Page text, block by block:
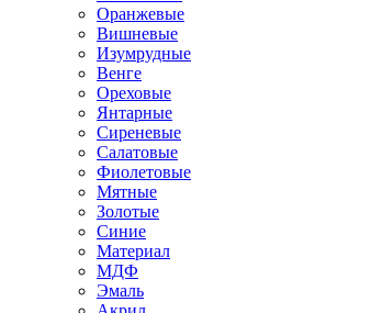
Оранжевые
Вишневые
Изумрудные
Венге
Ореховые
Янтарные
Сиреневые
Салатовые
Фиолетовые
Мятные
Золотые
Синие
Материал
МДФ
Эмаль